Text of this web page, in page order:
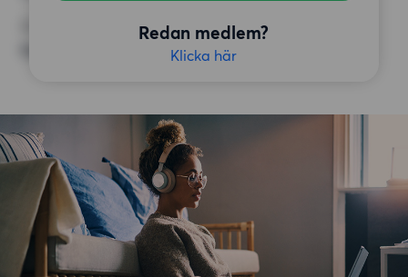
Redan medlem?
Klicka här
ÖVRIGA PREFERENSER
Inga speciella preferenser